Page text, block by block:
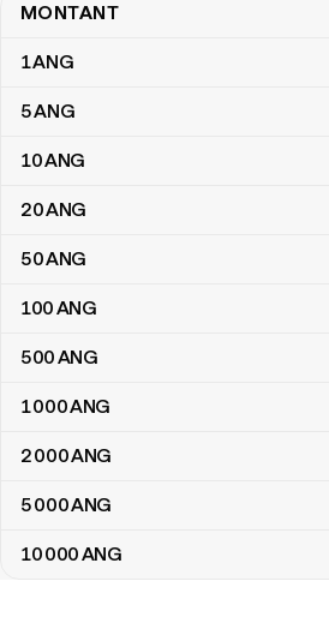
Table de conversion florins antillais
MONTANT
1ANG
5ANG
10ANG
20ANG
50ANG
100ANG
500ANG
1 000ANG
2 000ANG
5 000ANG
10 000ANG